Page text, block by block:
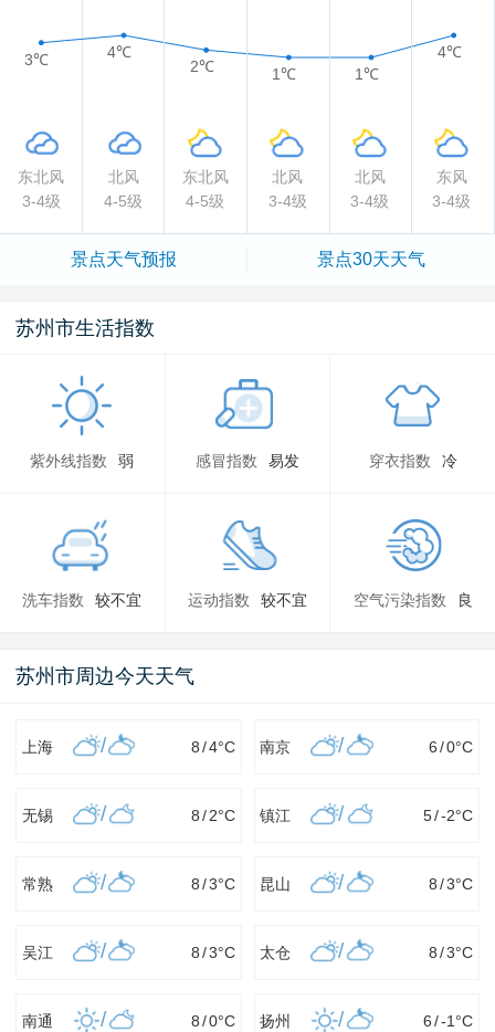
3℃ 4℃
2℃ 1℃ 1℃
4℃
东北风 北风 东北风 北风 北风
东风
3-4级
4-5级 4-5级 3-4级 3-4级 3-4级
景点天气预报 景点30天天气
苏州市生活指数
紫外线指数 弱 感冒指数 易发 穿衣指数 冷
洗车指数 较不宜 运动指数 较不宜 空气污染指数 良
苏州市周边今天天气
上海 / 8/4°C 南京 / 6 /0°C
无锡 / 8/2°C 镇江 / 5/-2°C
常熟 / 8/3°C 昆山 / 8 /3°C
吴江 / 8/3°C 太仓 / 8 /3°C
南通 / 8/0°C 扬州 / 6 /-1°C